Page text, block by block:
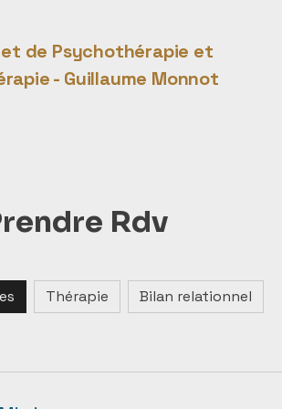
de Psychothérapie et
- Guillaume Monnot
Rdv
Thérapie Bilan relationnel